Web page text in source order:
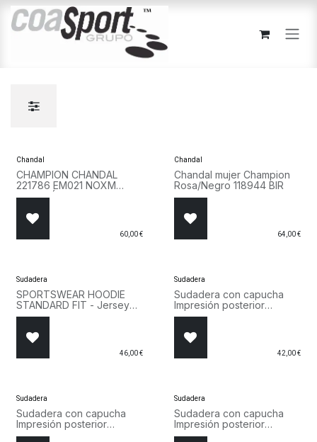
Ir al contenido
Chandal
CHAMPION CHANDAL
221786 EM021 NOXM
ALGODÓN GRIS
60,00€
Chandal
Chandal mujer Champion
Rosa/Negro 118944 BIR
64,00€
Sudadera
SPORTSWEAR HOODIE
STANDARD FIT - Jersey
con capucha - grey
46,00€
Sudadera
Sudadera con capucha
Impresión posterior
12283054 Marino
42,00€
Sudadera
Sudadera con capucha
Impresión posterior
12283054 Negro
Sudadera
Sudadera con capucha
Impresión posterior
12283054 BG